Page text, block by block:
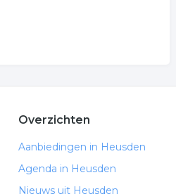
Overzichten
Aanbiedingen in Heusden
Agenda in Heusden
Nieuws uit Heusden